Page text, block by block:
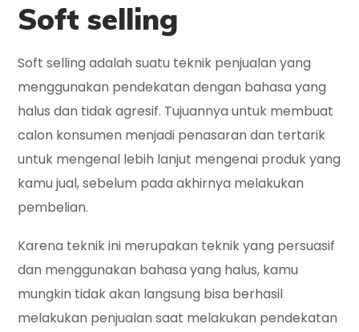
Soft selling
Soft selling adalah suatu teknik penjualan yang
menggunakan pendekatan dengan bahasa yang
halus dan tidak agresif. Tujuannya untuk membuat
calon konsumen menjadi penasaran dan tertarik
untuk mengenal lebih lanjut mengenai produk yang
kamu jual, sebelum pada akhirnya melakukan
pembelian.
Karena teknik ini merupakan teknik yang persuasif
dan menggunakan bahasa yang halus, kamu
mungkin tidak akan langsung bisa berhasil
melakukan penjualan saat melakukan pendekatan